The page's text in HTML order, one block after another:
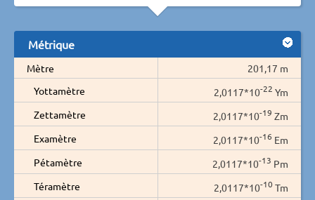
Métrique
Mètre
201,17 m
Yottamètre
2,0117*10-22 Ym
Zettamètre
2,0117*10-19 Zm
Examètre
2,0117*10-16 Em
Pétamètre
2,0117*10-13 Pm
Téramètre
2,0117*10-10 Tm